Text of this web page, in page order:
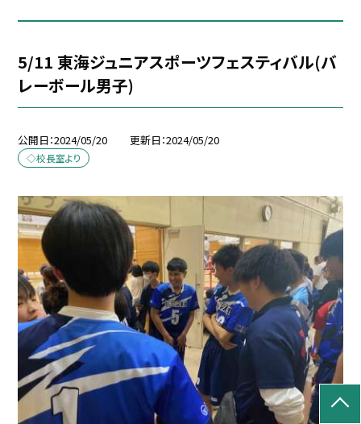
5/11 東海ジュニアスポーツフェスティバル(バ
レーボール男子)
公開日 2024/05/20 更新日 2024/05/20
◇校長室より